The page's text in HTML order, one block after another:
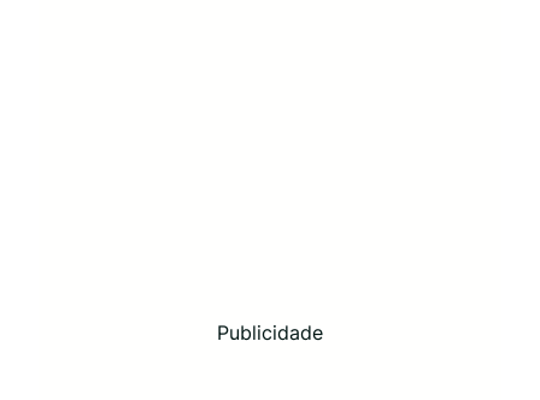
Publicidade